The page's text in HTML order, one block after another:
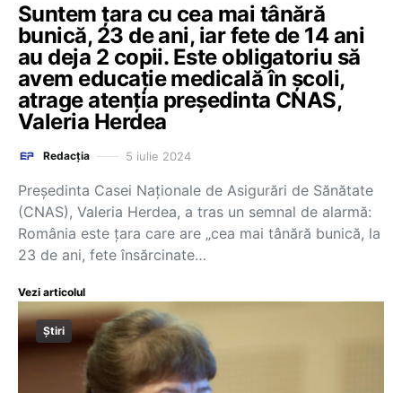
Suntem ţara cu cea mai tânără
bunică, 23 de ani, iar fete de 14 ani
au deja 2 copii. Este obligatoriu să
avem educaţie medicală în şcoli,
atrage atenția președinta CNAS,
Valeria Herdea
Redacția 5 iulie 2024
Preşedinta Casei Naţionale de Asigurări de Sănătate
(CNAS), Valeria Herdea, a tras un semnal de alarmă:
România este ţara care are „cea mai tânără bunică, la
23 de ani, fete însărcinate…
Vezi articolul
Știri